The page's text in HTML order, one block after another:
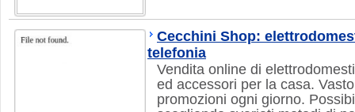
Cecchini Shop:
telefonia
Vendita online di
ed accessori per la casa.
promozioni ogni giorno.